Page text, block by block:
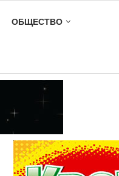
ОБЩЕСТВО